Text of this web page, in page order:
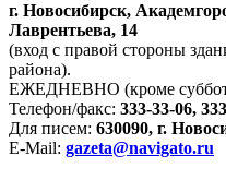
г. Новосибирск,
Лаврентьева, 14
(вход с правой стороны
района).
ЕЖЕДНЕВНО (кроме
Телефон/факс: 333-33-06,
Для писем: 630090, г.
E-Mail: gazeta@navigato.ru